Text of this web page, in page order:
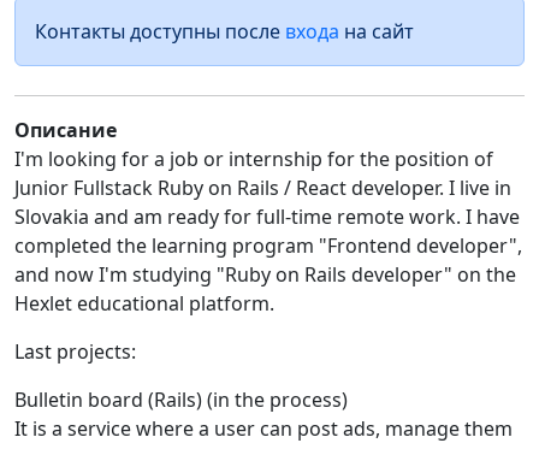
Контакты доступны после входа на сайт
Описание
I'm looking for a job or internship for the position of
Junior Fullstack Ruby on Rails / React developer. I live in
Slovakia and am ready for full-time remote work. I have
completed the learning program "Frontend developer",
and now I'm studying "Ruby on Rails developer" on the
Hexlet educational platform.
Last projects:
Bulletin board (Rails) (in the process)
It is a service where a user can post ads, manage them